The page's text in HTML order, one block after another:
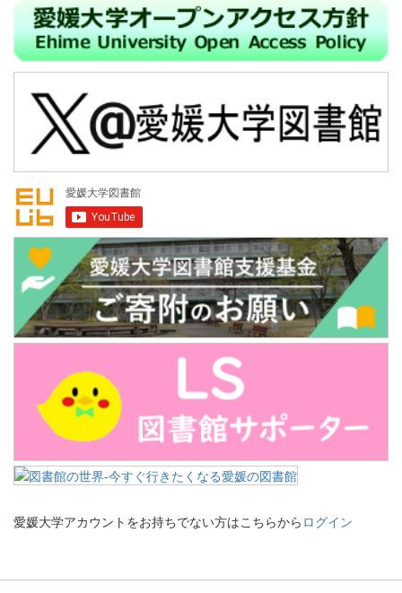
愛媛大学アカウントをお持ちでない方はこちらから ログイン